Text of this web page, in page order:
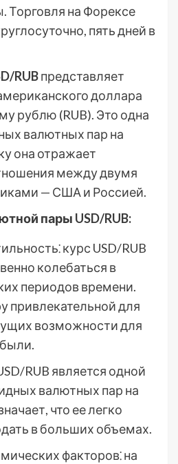
Торговля на Форексе
пять дней в
RUBпредставляет
доллара
рублю (RUB). Это одна
валютных пар на
она отражает
между двумя
— США и Россией.
пары USD/RUB:
курс USD/RUB
колебаться в
периодов времени.
привлекательной для
возможности для
RUB является одной
валютных пар на
что ее легко
в больших объемах.
факторов⁚ на